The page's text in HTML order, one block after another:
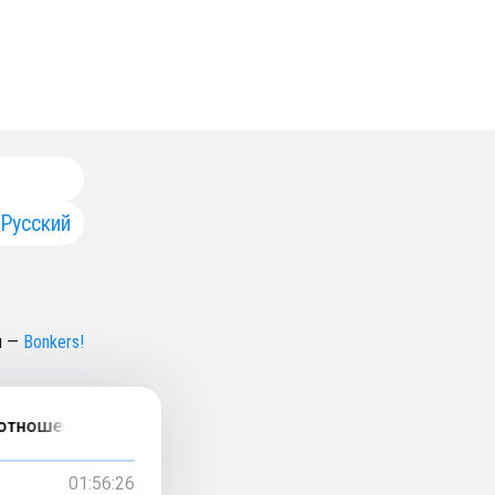
Русский
— Bonkers!
• Фрагмент занятия 54
01:56:26